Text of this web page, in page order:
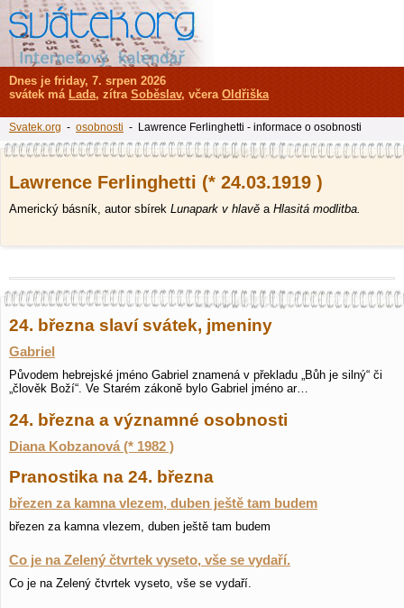
Lawrence Ferlinghetti (* 24.03.1919 )
Americký básník, autor sbírek Lunapark v hlavě a Hlasitá modlitba.
24. března slaví svátek, jmeniny
Gabriel
Původem hebrejské jméno Gabriel znamená v překladu „Bůh je silný“ či
„člověk Boží“. Ve Starém zákoně bylo Gabriel jméno ar…
24. března a významné osobnosti
Diana Kobzanová (* 1982 )
Pranostika na 24. března
březen za kamna vlezem, duben ještě tam budem
březen za kamna vlezem, duben ještě tam budem
Co je na Zelený čtvrtek vyseto, vše se vydaří.
Co je na Zelený čtvrtek vyseto, vše se vydaří.
Dnes je friday, 7. srpen 2026
svátek má Lada, zítra Soběslav, včera Oldřiška
Svatek.org - osobnosti - Lawrence Ferlinghetti - informace o osobnosti